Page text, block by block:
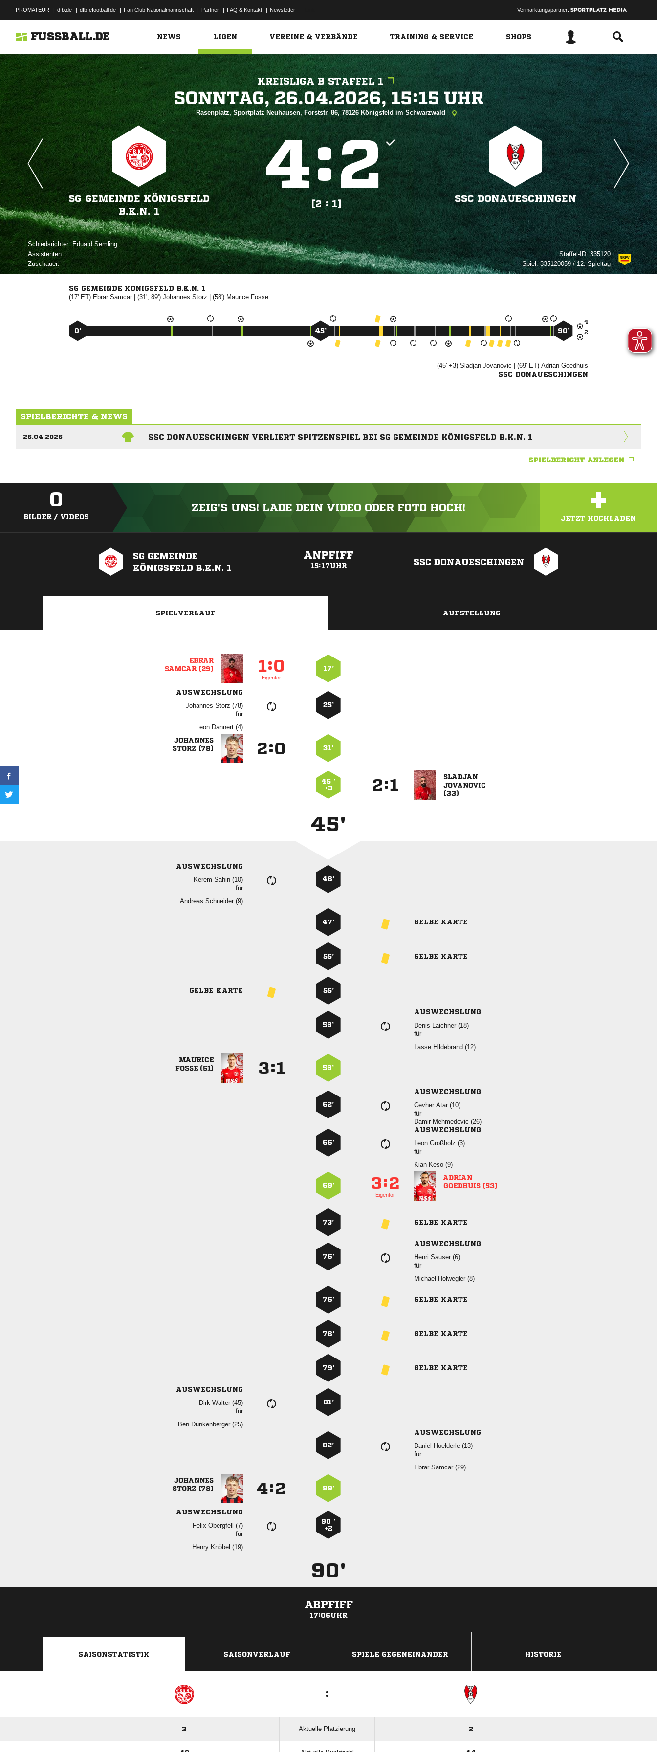
PROMATEUR | dfb.de | dfb-efootball.de | Fan Club Nationalmannschaft | Partner | FAQ & Kontakt | Newsletter Vermarktungspartner:
FUSSBALL.DE NEWS LIGEN VEREINE & VERBÄNDE TRAINING & SERVICE SHOPS
KREISLIGA B STAFFEL 1
   
Rasenplatz, Sportplatz Neuhausen, Forststr. 86, 78126 Königsfeld im Schwarzwald
SG GEMEINDE KÖNIGSFELD
B.K.N. 1
:
[2 : 1]
SSC DONAUESCHINGEN
Schiedsrichter:  
Assistenten:
Zuschauer:
Staffel-ID:335120
Spiel:335120059 / 12. Spieltag
SG GEMEINDE KÖNIGSFELD B.K.N. 1
(17' ET) | (31', 89')   | (58') 


0’ 45’ 90’
(45' +3)  | (69' ET) 
SSC DONAUESCHINGEN
SPIELBERICHTE & NEWS
26.04.2026 SSC DONAUESCHINGEN VERLIERT SPITZENSPIEL BEI SG GEMEINDE KÖNIGSFELD B.K.N. 1
SPIELBERICHT ANLEGEN
0
BILDER / VIDEOS
ZEIG'S UNS! LADE DEIN VIDEO ODER FOTO HOCH! +
JETZT HOCHLADEN
SG GEMEINDE
KÖNIGSFELD B.K.N. 1
ANPFIFF
15:17UHR SSC DONAUESCHINGEN
SPIELVERLAUF AUFSTELLUNG

 
:
Eigentor
17’
AUSWECHSLUNG
  
für
  
25’

 
: 31’
45 ’
+3
:



45'
AUSWECHSLUNG
  
für
  
46’
47’ GELBE KARTE
55’ GELBE KARTE
GELBE KARTE 55’
58’
AUSWECHSLUNG
  
für
  

 
: 58’
62’
AUSWECHSLUNG
  
für
  
66’
AUSWECHSLUNG
  
für
  
69’ :
Eigentor

 
73’ GELBE KARTE
76’
AUSWECHSLUNG
  
für
  
76’ GELBE KARTE
76’ GELBE KARTE
79’ GELBE KARTE
AUSWECHSLUNG
  
für
  
81’
82’
AUSWECHSLUNG
  
für
  

 
: 89’
AUSWECHSLUNG
  
für
  
90 ’
+2
90'
ABPFIFF
17:06UHR
SAISONSTATISTIK SAISONVERLAUF SPIELE GEGENEINANDER HISTORIE
:
3 Aktuelle Platzierung 2